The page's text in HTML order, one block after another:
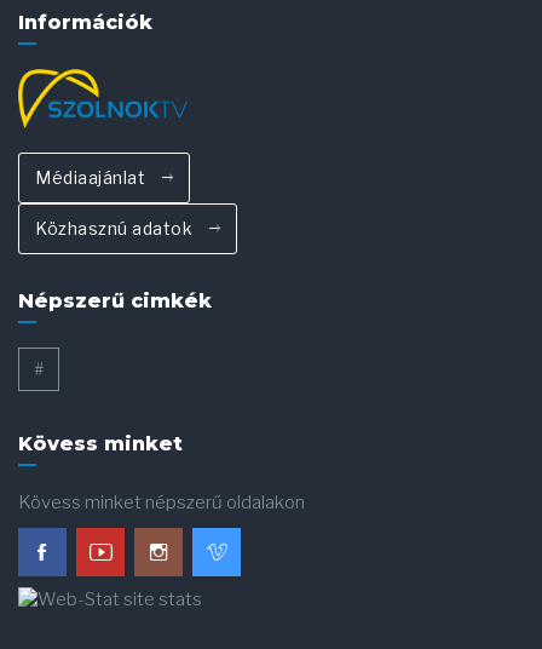
Információk
Médiaajánlat
Közhasznú adatok
Népszerű cimkék
#
Kövess minket
Kövess minket népszerű oldalakon